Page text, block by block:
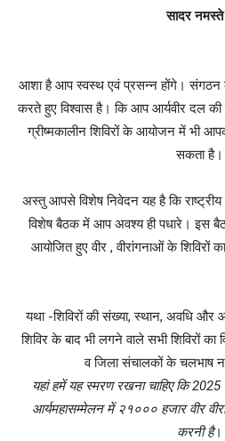
सादर
आशा है आप स्वस्थ एवं प्रसन्न होंगे। संगठन
करते हुए विश्वास है। कि आप आर्यवीर दल की
ग्रीष्मकालीन शिविरों के आयोजन में भी
सकता है।
अस्तु आपसे विशेष निवेदन यह है कि राष्ट्रीय
विशेष बैठक में आप अवश्य ही पधारे। इस
आयोजित हुए वीर , वीरांगनाओं के शिविरों
यथा -शिविरों की संख्या, स्थान, अवधि और
शिविर के बाद भी लगने वाले सभी शिविरों का
व जिला संचालकों के चलभाष
यहां हमें यह स्मरण रखना चाहिए कि
आर्यमहासम्मेलन में २१००० हजार वीर
करनी है।